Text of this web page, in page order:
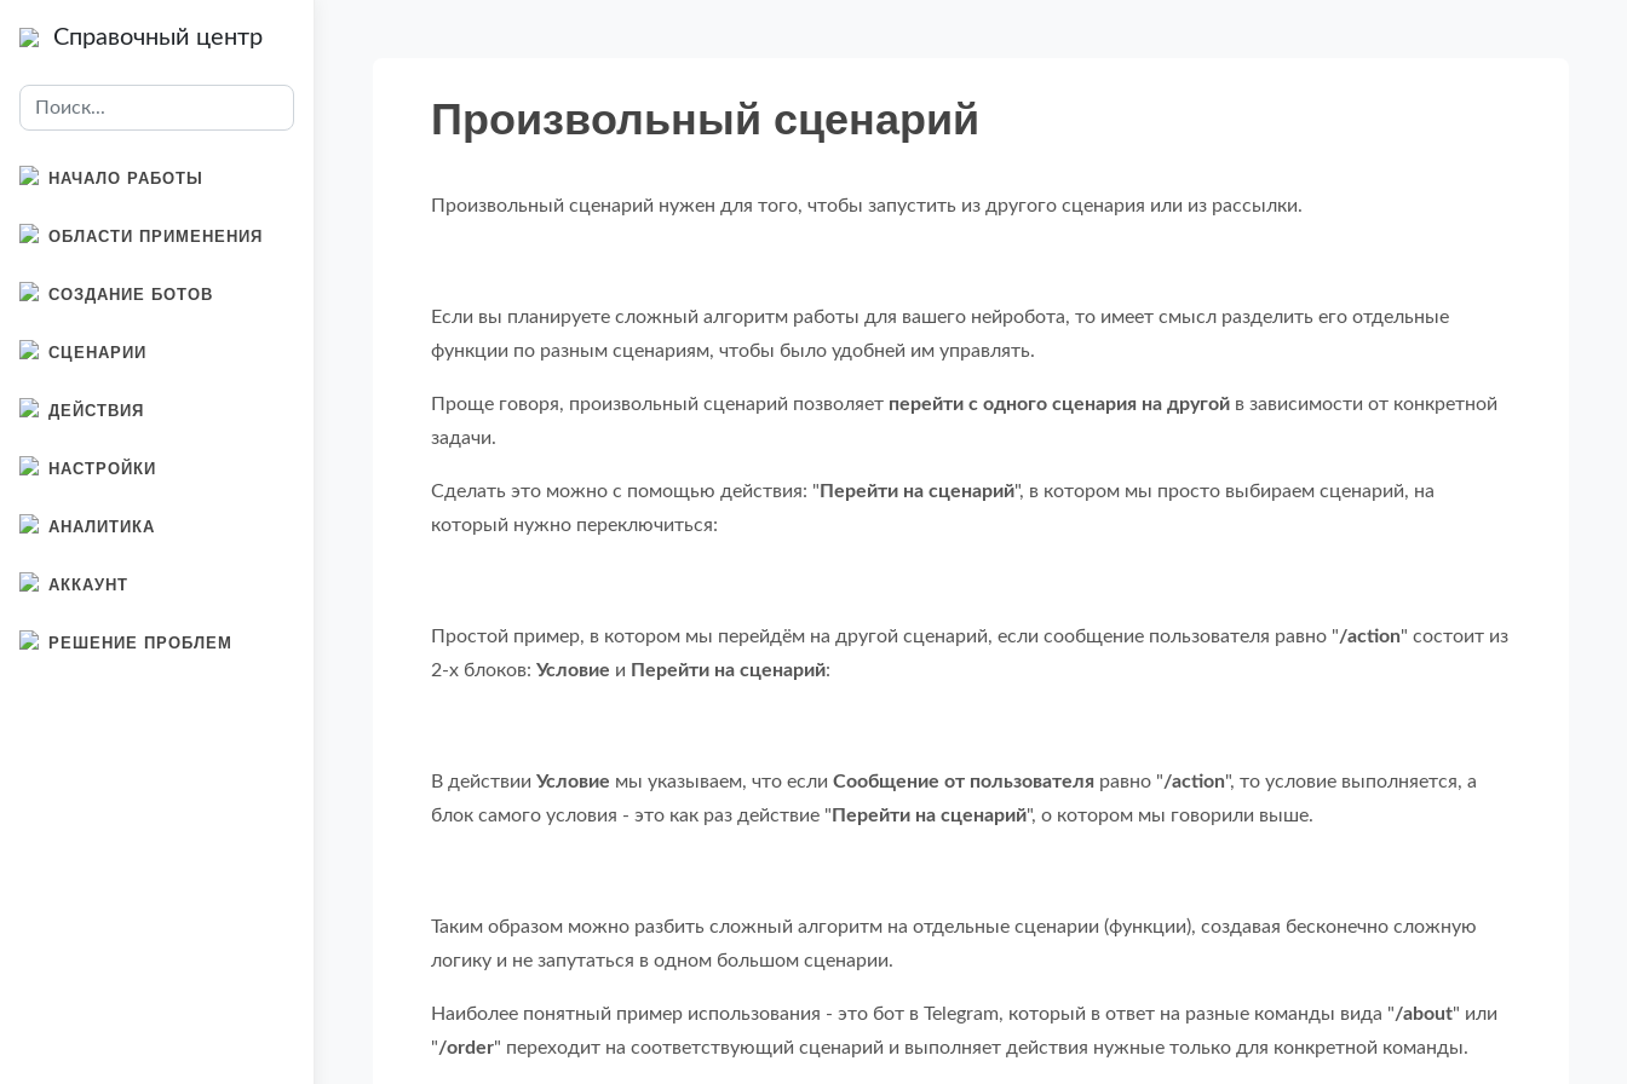
Справочный центр
НАЧАЛО РАБОТЫ
ОБЛАСТИ ПРИМЕНЕНИЯ
СОЗДАНИЕ БОТОВ
СЦЕНАРИИ
ДЕЙСТВИЯ
НАСТРОЙКИ
АНАЛИТИКА
АККАУНТ
РЕШЕНИЕ ПРОБЛЕМ
Произвольный сценарий
Произвольный сценарий нужен для того, чтобы запустить из другого сценария или из рассылки.
Если вы планируете сложный алгоритм работы для вашего нейробота, то имеет смысл разделить его отдельные
функции по разным сценариям, чтобы было удобней им управлять.
Проще говоря, произвольный сценарий позволяет перейти с одного сценария на другой в зависимости от конкретной
задачи.
Сделать это можно с помощью действия: " Перейти на сценарий", в котором мы просто выбираем сценарий, на
который нужно переключиться:
Простой пример, в котором мы перейдём на другой сценарий, если сообщение пользователя равно "/action" состоит из
2-х блоков: Условие и Перейти на сценарий:
В действии Условие мы указываем, что если Сообщение от пользователя равно "/action", то условие выполняется, а
блок самого условия - это как раз действие " Перейти на сценарий", о котором мы говорили выше.
Таким образом можно разбить сложный алгоритм на отдельные сценарии (функции), создавая бесконечно сложную
логику и не запутаться в одном большом сценарии.
Наиболее понятный пример использования - это бот в Telegram, который в ответ на разные команды вида "/about" или
"/order" переходит на соответствующий сценарий и выполняет действия нужные только для конкретной команды.